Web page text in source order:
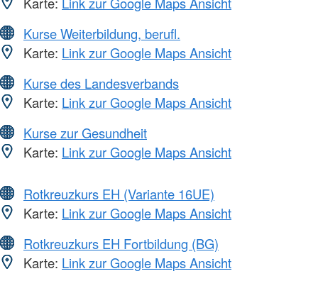
Kurse Weiterbildung, berufl.
Karte: Link zur Google Maps Ansicht
Kurse des Landesverbands
Karte: Link zur Google Maps Ansicht
Kurse zur Gesundheit
Karte: Link zur Google Maps Ansicht
Rotkreuzkurs EH (Variante 16UE)
Karte: Link zur Google Maps Ansicht
Rotkreuzkurs EH Fortbildung (BG)
Karte: Link zur Google Maps Ansicht